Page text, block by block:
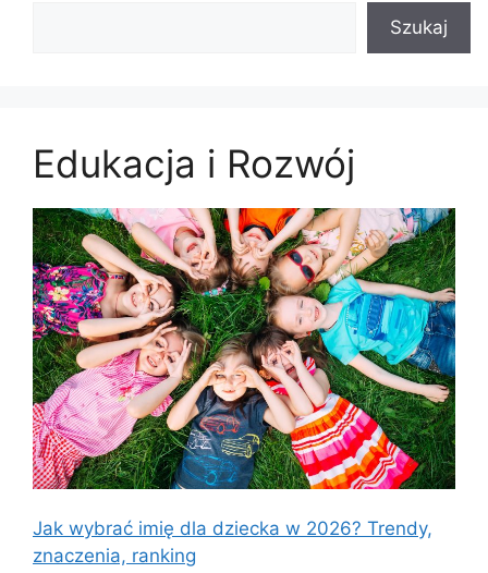
Szukaj
Edukacja i Rozwój
Jak wybrać imię dla dziecka w 2026? Trendy,
znaczenia, ranking